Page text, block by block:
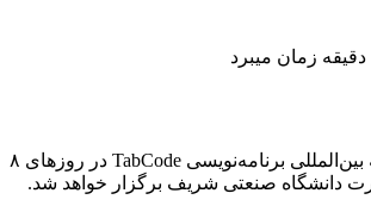
مسابقه بین‌المللی برنامه‌نویسی TabCode در روزهای ۸